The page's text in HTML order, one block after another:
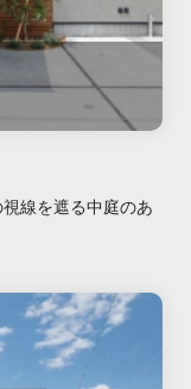
線を遮る中庭のあ